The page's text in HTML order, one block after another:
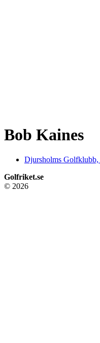
Bob Kaines
Djursholms Golfklubb,
Golfriket.se
© 2026